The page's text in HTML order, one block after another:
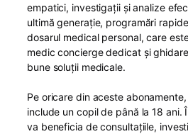
empatici, investigații și analize
ultimă generație, programări
dosarul medical personal, care
medic concierge dedicat și
bune soluții medicale.
Pe oricare din aceste
include un copil de până la 18 ani.
va beneficia de consultațiile,